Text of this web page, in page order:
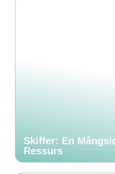
Skiffer: En
Ressurs